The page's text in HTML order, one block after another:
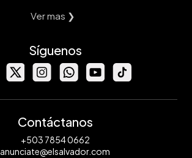
Ver mas ❯
Síguenos
Contáctanos
+503 7854 0662
anunciate@elsalvador.com